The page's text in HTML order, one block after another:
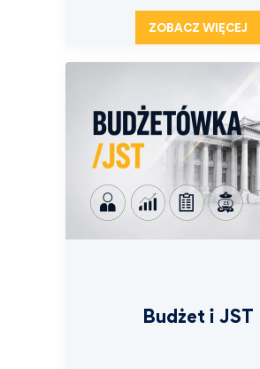
ZOBACZ WIĘCEJ
Budżet i JST